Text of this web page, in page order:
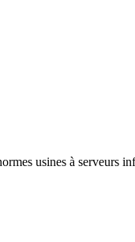
usines à serveurs